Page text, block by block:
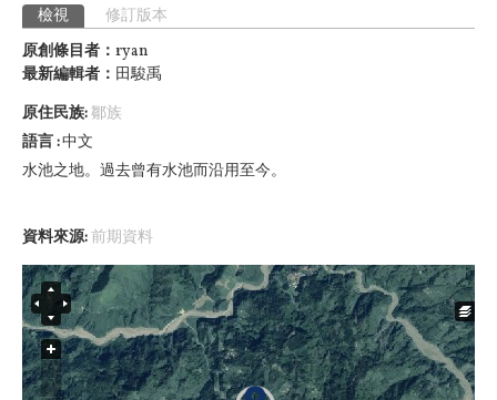
主要索引標籤
檢視 (作用中頁籤)
修訂版本
原創條目者： ryan
最新編輯者： 田駿禹
原住民族:鄒族
語言 中文
水池之地。過去曾有水池而沿用至今。
資料來源:前期資料